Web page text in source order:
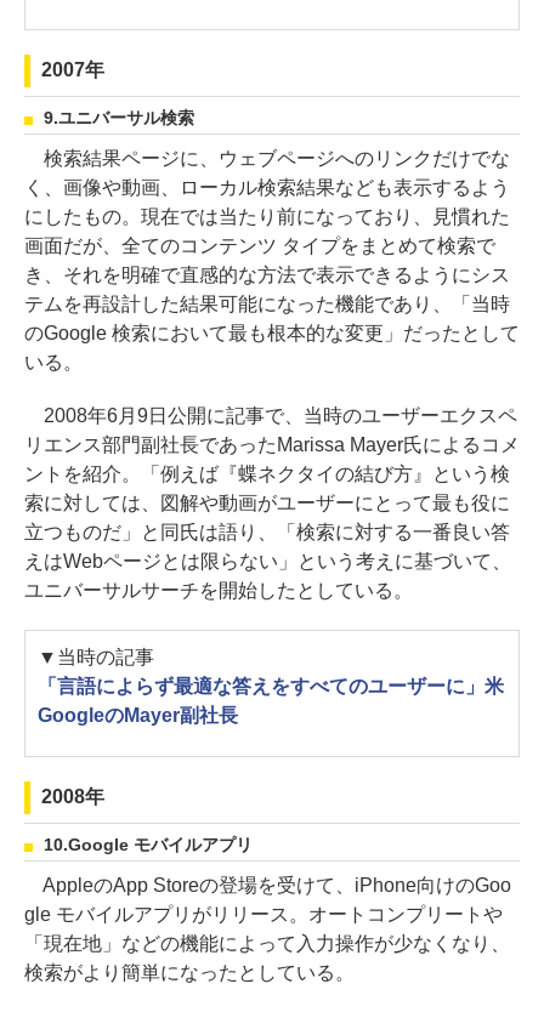
2007年
9.ユニバーサル検索
検索結果ページに、ウェブページへのリンクだけでな
く、画像や動画、ローカル検索結果なども表示するよう
にしたもの。現在では当たり前になっており、見慣れた
画面だが、全てのコンテンツ タイプをまとめて検索で
き、それを明確で直感的な方法で表示できるようにシス
テムを再設計した結果可能になった機能であり、「当時
のGoogle 検索において最も根本的な変更」だったとして
いる。
2008年6月9日公開に記事で、当時のユーザーエクスペ
リエンス部門副社長であったMarissa Mayer氏によるコメ
ントを紹介。「例えば『蝶ネクタイの結び方』という検
索に対しては、図解や動画がユーザーにとって最も役に
立つものだ」と同氏は語り、「検索に対する一番良い答
えはWebページとは限らない」という考えに基づいて、
ユニバーサルサーチを開始したとしている。
▼当時の記事
「言語によらず最適な答えをすべてのユーザーに」米
GoogleのMayer副社長
2008年
10.Google モバイルアプリ
AppleのApp Storeの登場を受けて、iPhone向けのGoo
gle モバイルアプリがリリース。オートコンプリートや
「現在地」などの機能によって入力操作が少なくなり、
検索がより簡単になったとしている。